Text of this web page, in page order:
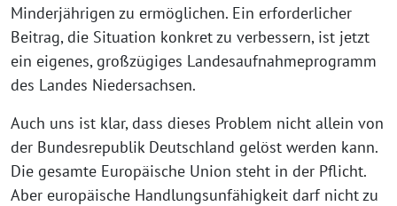
Minderjährigen zu ermöglichen. Ein erforderlicher
Beitrag, die Situation konkret zu verbessern, ist jetzt
ein eigenes, großzügiges Landesaufnahmeprogramm
des Landes Niedersachsen.
Auch uns ist klar, dass dieses Problem nicht allein von
der Bundesrepublik Deutschland gelöst werden kann.
Die gesamte Europäische Union steht in der Pflicht.
Aber europäische Handlungsunfähigkeit darf nicht zu